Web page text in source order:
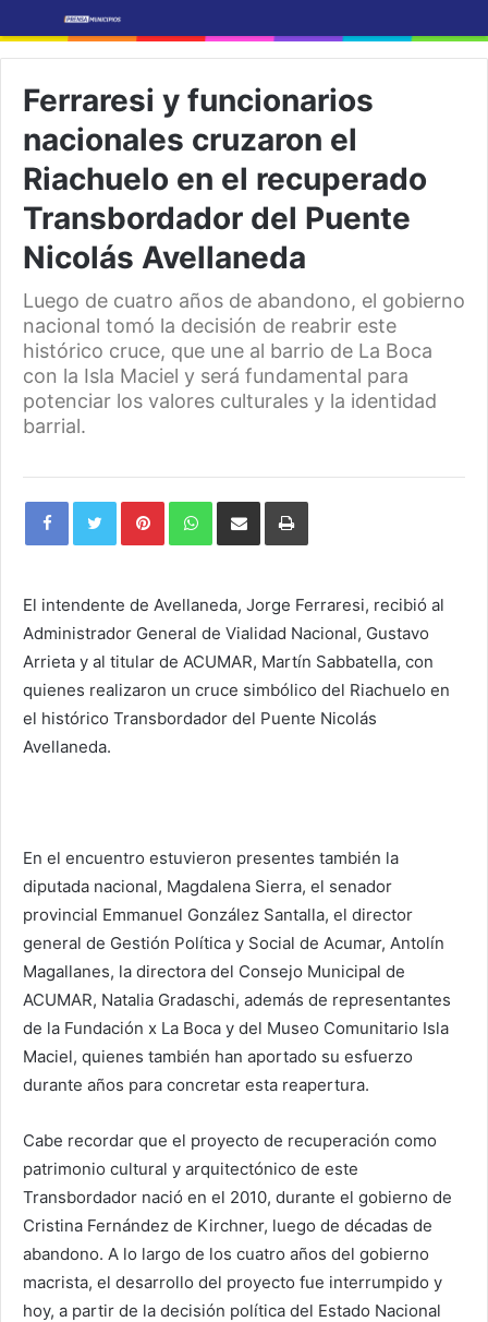
Ferraresi y funcionarios
nacionales cruzaron el
Riachuelo en el recuperado
Transbordador del Puente
Nicolás Avellaneda
Luego de cuatro años de abandono, el gobierno
nacional tomó la decisión de reabrir este
histórico cruce, que une al barrio de La Boca
con la Isla Maciel y será fundamental para
potenciar los valores culturales y la identidad
barrial.
PinterestWhatsAppShare
Email
Print
El intendente de Avellaneda, Jorge Ferraresi, recibió al
Administrador General de Vialidad Nacional, Gustavo
Arrieta y al titular de ACUMAR, Martín Sabbatella, con
quienes realizaron un cruce simbólico del Riachuelo en
el histórico Transbordador del Puente Nicolás
Avellaneda.
En el encuentro estuvieron presentes también la
diputada nacional, Magdalena Sierra, el senador
provincial Emmanuel González Santalla, el director
general de Gestión Política y Social de Acumar, Antolín
Magallanes, la directora del Consejo Municipal de
ACUMAR, Natalia Gradaschi, además de representantes
de la Fundación x La Boca y del Museo Comunitario Isla
Maciel, quienes también han aportado su esfuerzo
durante años para concretar esta reapertura.
Cabe recordar que el proyecto de recuperación como
patrimonio cultural y arquitectónico de este
Transbordador nació en el 2010, durante el gobierno de
Cristina Fernández de Kirchner, luego de décadas de
abandono. A lo largo de los cuatro años del gobierno
macrista, el desarrollo del proyecto fue interrumpido y
hoy, a partir de la decisión política del Estado Nacional